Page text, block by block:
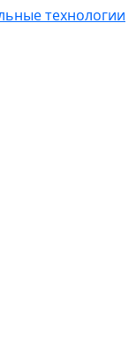
технологии